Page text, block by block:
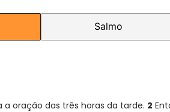
Salmo
oração das três horas da tarde. 2